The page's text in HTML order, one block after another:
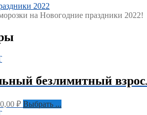
на Новогодние праздники 2022!
безлимитный
₽ Выбрать ...